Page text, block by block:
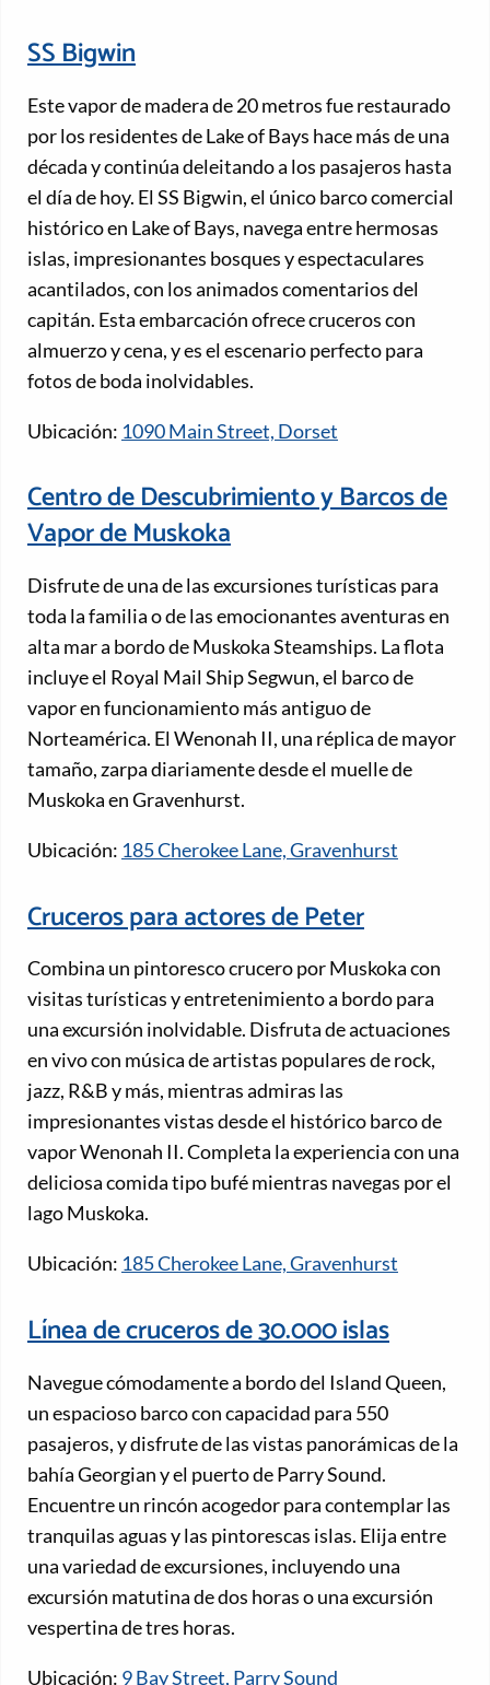
SS Bigwin
Este vapor de madera de 20 metros fue restaurado
por los residentes de Lake of Bays hace más de una
década y continúa deleitando a los pasajeros hasta
el día de hoy. El SS Bigwin, el único barco comercial
histórico en Lake of Bays, navega entre hermosas
islas, impresionantes bosques y espectaculares
acantilados, con los animados comentarios del
capitán. Esta embarcación ofrece cruceros con
almuerzo y cena, y es el escenario perfecto para
fotos de boda inolvidables.
Ubicación: 1090 Main Street, Dorset
Centro de Descubrimiento y Barcos de
Vapor de Muskoka
Disfrute de una de las excursiones turísticas para
toda la familia o de las emocionantes aventuras en
alta mar a bordo de Muskoka Steamships. La flota
incluye el Royal Mail Ship Segwun, el barco de
vapor en funcionamiento más antiguo de
Norteamérica. El Wenonah II, una réplica de mayor
tamaño, zarpa diariamente desde el muelle de
Muskoka en Gravenhurst.
Ubicación: 185 Cherokee Lane, Gravenhurst
Cruceros para actores de Peter
Combina un pintoresco crucero por Muskoka con
visitas turísticas y entretenimiento a bordo para
una excursión inolvidable. Disfruta de actuaciones
en vivo con música de artistas populares de rock,
jazz, R&B y más, mientras admiras las
impresionantes vistas desde el histórico barco de
vapor Wenonah II. Completa la experiencia con una
deliciosa comida tipo bufé mientras navegas por el
lago Muskoka.
Ubicación: 185 Cherokee Lane, Gravenhurst
Línea de cruceros de 30.000 islas
Navegue cómodamente a bordo del Island Queen,
un espacioso barco con capacidad para 550
pasajeros, y disfrute de las vistas panorámicas de la
bahía Georgian y el puerto de Parry Sound.
Encuentre un rincón acogedor para contemplar las
tranquilas aguas y las pintorescas islas. Elija entre
una variedad de excursiones, incluyendo una
excursión matutina de dos horas o una excursión
vespertina de tres horas.
Ubicación: 9 Bay Street, Parry Sound